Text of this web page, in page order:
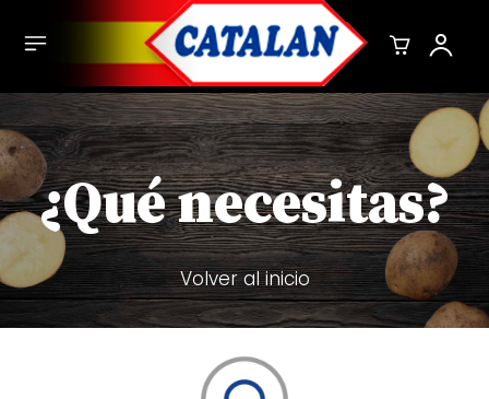
¿Qué necesitas?
Volver al inicio